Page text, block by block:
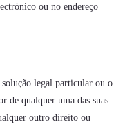
ou no endereço
legal particular ou o
de qualquer uma das suas
outro direito ou